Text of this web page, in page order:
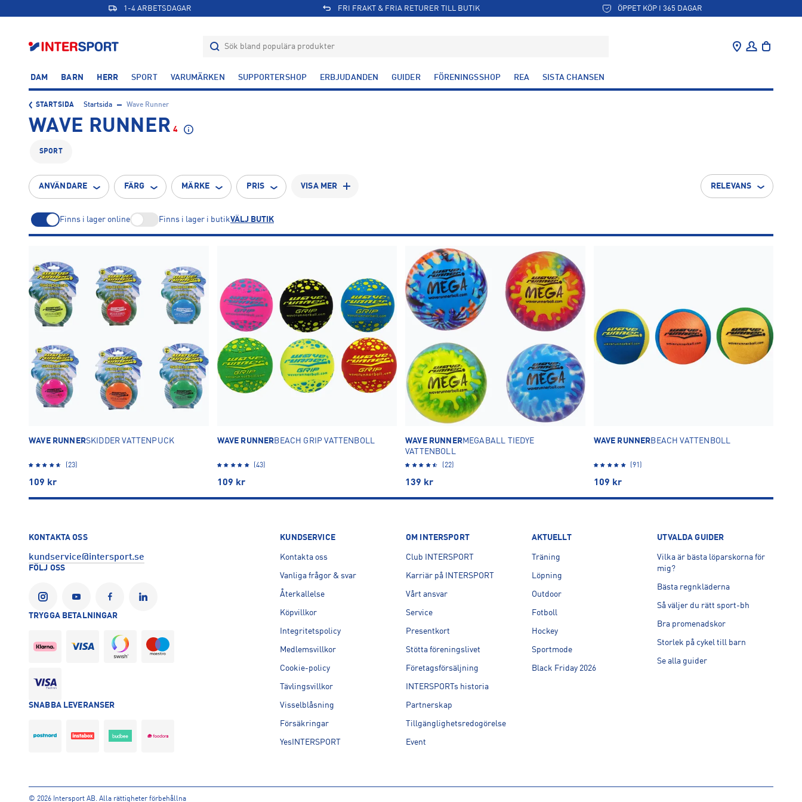
1-4 ARBETSDAGAR FRI FRAKT & FRIA RETURER TILL BUTIK ÖPPET KÖP I 365 DAGAR
DAM BARN HERR SPORT VARUMÄRKEN SUPPORTERSHOP ERBJUDANDEN GUIDER FÖRENINGSSHOP REA SISTA CHANSEN
STARTSIDA Startsida Wave Runner
WAVE RUNNER 4
SPORT
ANVÄNDARE FÄRG
TA BORT ALLA OK
MÄRKE PRIS VISA MER RELEVANS
Finns i lager online Finns i lager i butikVÄLJ BUTIK
WAVE RUNNERSKIDDER VATTENPUCK
(23)
109 kr
WAVE RUNNERBEACH GRIP VATTENBOLL
(43)
109 kr
WAVE RUNNERMEGABALL TIEDYE
VATTENBOLL
(22)
139 kr
WAVE RUNNERBEACH VATTENBOLL
(91)
109 kr
KONTAKTA OSS
kundservice@intersport.se
FÖLJ OSS
TRYGGA BETALNINGAR
SNABBA LEVERANSER
KUNDSERVICE
Kontakta oss
Vanliga frågor & svar
Återkallelse
Köpvillkor
Integritetspolicy
Medlemsvillkor
Cookie-policy
Tävlingsvillkor
Visselblåsning
Försäkringar
YesINTERSPORT
OM INTERSPORT
Club INTERSPORT
Karriär på INTERSPORT
Vårt ansvar
Service
Presentkort
Stötta föreningslivet
Företagsförsäljning
INTERSPORTs historia
Partnerskap
Tillgänglighetsredogörelse
Event
AKTUELLT
Träning
Löpning
Outdoor
Fotboll
Hockey
Sportmode
Black Friday 2026
UTVALDA GUIDER
Vilka är bästa löparskorna för
mig?
Bästa regnkläderna
Så väljer du rätt sport-bh
Bra promenadskor
Storlek på cykel till barn
Se alla guider
© 2026 Intersport AB. Alla rättigheter förbehållna